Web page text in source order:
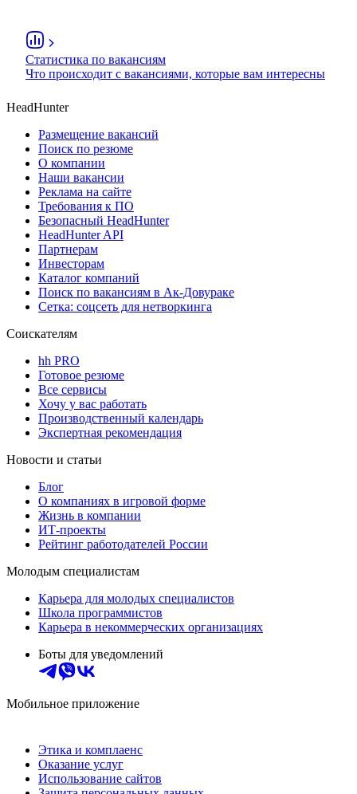
Статистика по вакансиям
Что происходит с вакансиями, которые вам интересны
HeadHunter
Размещение вакансий
Поиск по резюме
О компании
Наши вакансии
Реклама на сайте
Требования к ПО
Безопасный HeadHunter
HeadHunter API
Партнерам
Инвесторам
Каталог компаний
Поиск по вакансиям в Ак-Довураке
Сетка: соцсеть для нетворкинга
Соискателям
hh PRO
Готовое резюме
Все сервисы
Хочу у вас работать
Производственный календарь
Экспертная рекомендация
Новости и статьи
Блог
О компаниях в игровой форме
Жизнь в компании
ИТ-проекты
Рейтинг работодателей России
Молодым специалистам
Карьера для молодых специалистов
Школа программистов
Карьера в некоммерческих организациях
Боты для уведомлений
Мобильное приложение
Этика и комплаенс
Оказание услуг
Использование сайтов